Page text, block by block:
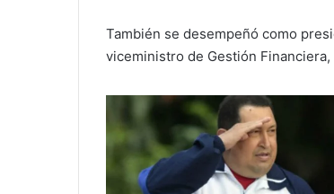
También se desempeñó como
viceministro de Gestión